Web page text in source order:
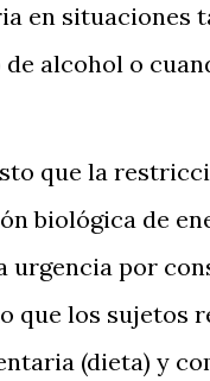
en situaciones
alcohol o
que la
biológica de
urgencia por
que los sujetos
(dieta) y